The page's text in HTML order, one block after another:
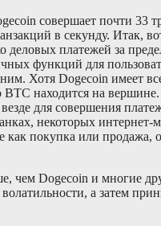
совершает почти 33
в секунду. Итак,
деловых платежей за
функций для
Хотя Dogecoin имеет
находится на вершине.
для совершения
некоторых интернет-
покупка или продажа,
чем Dogecoin и многие
а затем